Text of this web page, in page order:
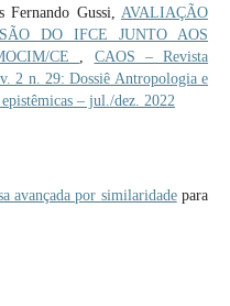
Gussi, AVALIAÇÃO
DO IFCE JUNTO AOS
CE
CAOS – Revista
2 n. 29: Dossiê Antropologia e
– jul./dez. 2022
avançada por similaridadepara